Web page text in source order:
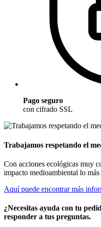
Pago seguro
con cifrado SSL
Trabajamos respetando el
Con acciones ecológicas muy
impacto medioambiental lo
Aquí puede encontrar más
¿Necesitas ayuda con tu
responder a tus preguntas.